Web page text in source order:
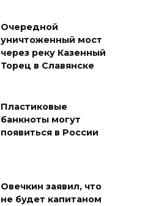
Очередной
уничтоженный мост
через реку Казенный
Торец в Славянске
Пластиковые
банкноты могут
появиться в России
Овечкин заявил, что
не будет капитаном